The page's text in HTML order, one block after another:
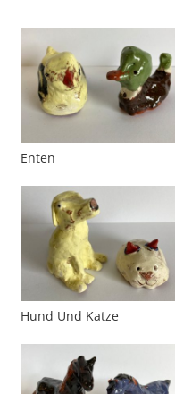
Enten
Hund Und Katze